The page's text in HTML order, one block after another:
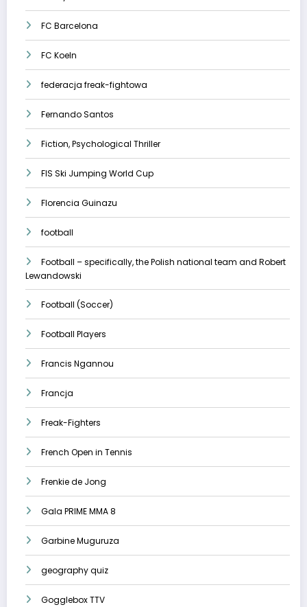
FC Barcelona
FC Koeln
federacja freak-fightowa
Fernando Santos
Fiction, Psychological Thriller
FIS Ski Jumping World Cup
Florencia Guinazu
football
Football – specifically, the Polish national team and Robert
Lewandowski
Football (Soccer)
Football Players
Francis Ngannou
Francja
Freak-Fighters
French Open in Tennis
Frenkie de Jong
Gala PRIME MMA 8
Garbine Muguruza
geography quiz
Gogglebox TTV